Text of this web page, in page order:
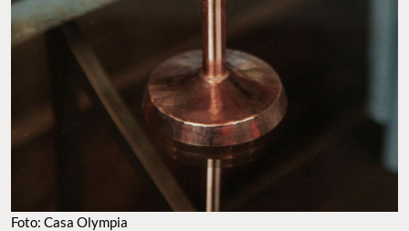
Foto: Casa Olympia